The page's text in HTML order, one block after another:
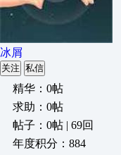
冰屑
关注 私信
精华：0帖
求助：0帖
帖子：0帖 | 69回
年度积分：884